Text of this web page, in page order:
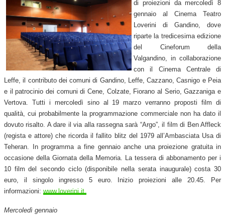
di proiezioni da mercoledì 8
gennaio al Cinema Teatro
Loverini di Gandino, dove
riparte la tredicesima edizione
del Cineforum della
Valgandino, in collaborazione
con il Cinema Centrale di
Leffe, il contributo dei comuni di Gandino, Leffe, Cazzano, Casnigo e Peia
e il patrocinio dei comuni di Cene, Colzate, Fiorano al Serio, Gazzaniga e
Vertova. Tutti i mercoledì sino al 19 marzo verranno proposti film di
qualità, cui probabilmente la programmazione commerciale non ha dato il
dovuto risalto. A dare il via alla rassegna sarà “Argo”, il film di Ben Affleck
(regista e attore) che ricorda il fallito blitz del 1979 all’Ambasciata Usa di
Teheran. In programma a fine gennaio anche una proiezione gratuita in
occasione della Giornata della Memoria. La tessera di abbonamento per i
10 film del secondo ciclo (disponibile nella serata inaugurale) costa 30
euro, il singolo ingresso 5 euro. Inizio proiezioni alle 20.45. Per
informazioni: www.loverini.it.
Mercoledì gennaio